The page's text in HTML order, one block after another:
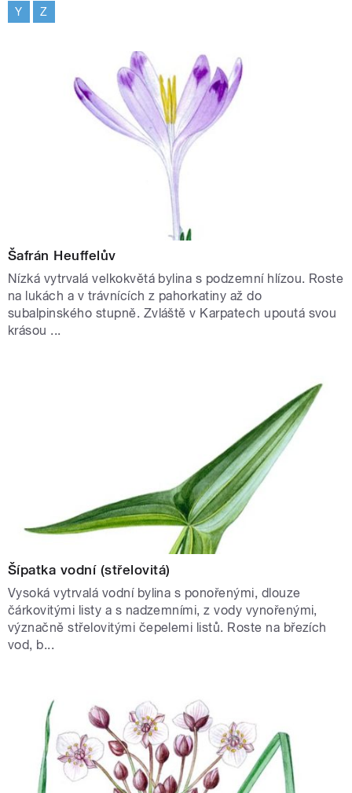
Y
Z
Šafrán Heuffelův
Nízká vytrvalá velkokvětá bylina s podzemní hlízou. Roste
na lukách a v trávnících z pahorkatiny až do
subalpinského stupně. Zvláště v Karpatech upoutá svou
krásou ...
Šípatka vodní (střelovitá)
Vysoká vytrvalá vodní bylina s ponořenými, dlouze
čárkovitými listy a s nadzemními, z vody vynořenými,
význačně střelovitými čepelemi listů. Roste na březích
vod, b...